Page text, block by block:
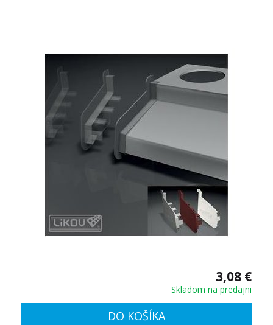
3,08 €
Skladom na predajni
DO KOŠÍKA